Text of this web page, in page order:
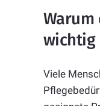
Warum
wichtig
Viele